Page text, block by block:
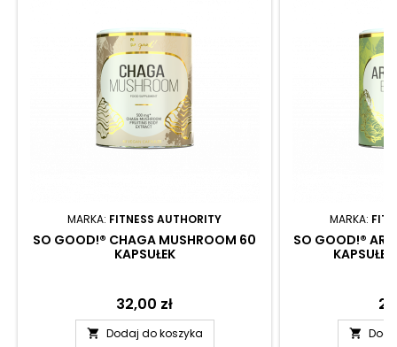
MARKA: FITNESS AUTHORITY
SO GOOD!® CHAGA MUSHROOM 60
KAPSUŁEK
Cena
32,00 zł
 Dodaj do koszyka
MARKA:
SO GOOD!®
